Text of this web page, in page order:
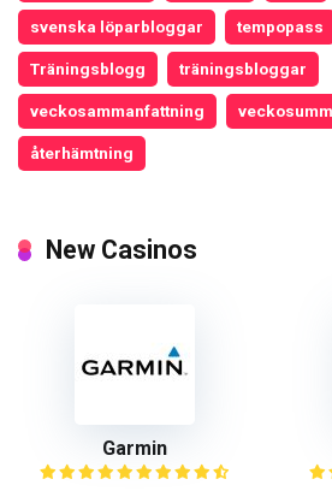
svenska löparbloggar tempopass
Träningsblogg träningsbloggar
veckosammanfattning
återhämtning
New Casinos
Garmin